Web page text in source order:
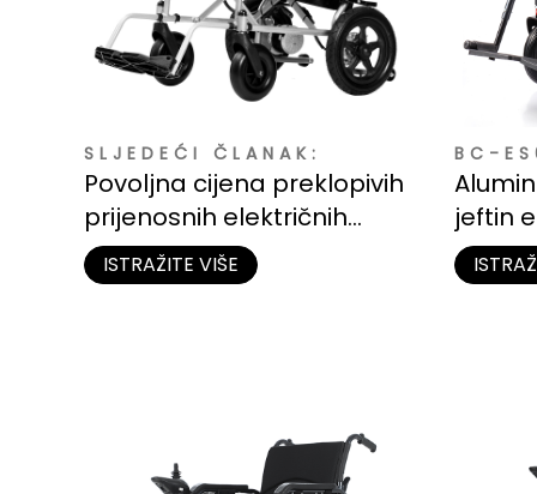
SLJEDEĆI ČLANAK:
Povoljna cijena preklopivih
prijenosnih električnih
invalidskih kolica
ISTRAŽITE VIŠE
BC-
jeftin